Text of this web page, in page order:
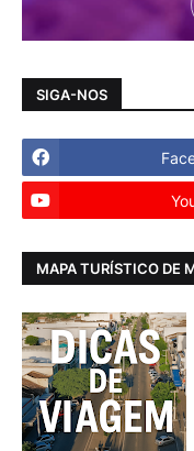
SIGA-NOS
MAPA TURÍSTICO DE